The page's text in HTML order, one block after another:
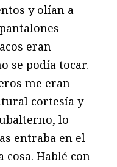
y olían a
eran
se podía tocar.
me eran
cortesía y
lo
entraba en el
cosa. Hablé con